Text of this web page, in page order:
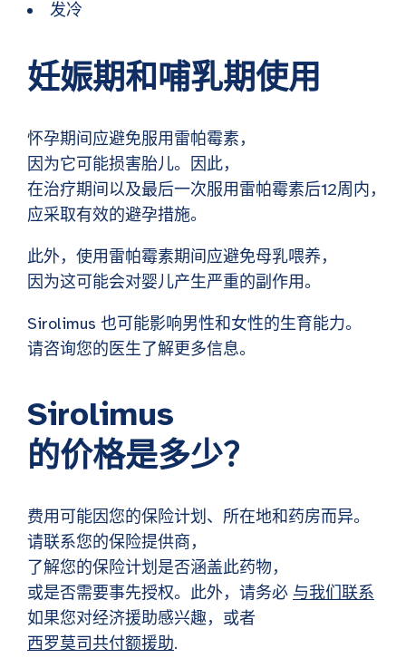
发冷
妊娠期和哺乳期使用
怀孕期间应避免服用雷帕霉素，
因为它可能损害胎儿。因此，
在治疗期间以及最后一次服用雷帕霉素后12周内，
应采取有效的避孕措施。
此外，使用雷帕霉素期间应避免母乳喂养，
因为这可能会对婴儿产生严重的副作用。
Sirolimus 也可能影响男性和女性的生育能力。
请咨询您的医生了解更多信息。
Sirolimus
的价格是多少？
费用可能因您的保险计划、所在地和药房而异。
请联系您的保险提供商，
了解您的保险计划是否涵盖此药物，
或是否需要事先授权。此外，请务必 与我们联系
如果您对经济援助感兴趣，或者
西罗莫司共付额援助.